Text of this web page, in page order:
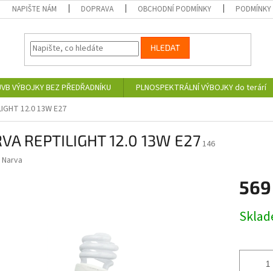
NAPIŠTE NÁM DOPRAVA OBCHODNÍ PODMÍNKY PODMÍNKY
HLEDAT
VÝBOJKY BEZ PŘEDŘADNÍKU PLNOSPEKTRÁLNÍ VÝBOJKY do terárí
12.0 13W E27
REPTILIGHT 12.0 13W E27146
Narva
cena: